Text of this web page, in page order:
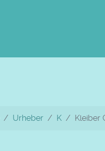
Urheber K Kleiber